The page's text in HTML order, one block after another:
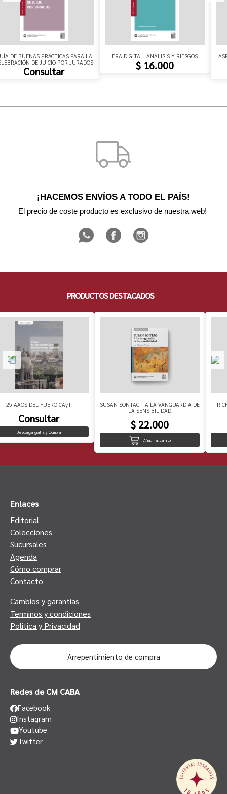
DE BUENAS PRÁCTICAS PARA LA
DE JUICIO POR JURADOS
Consultar
ERA DIGITAL: ANÁLISIS Y RIESGOS
$ 16.000
¡HACEMOS ENVÍOS A TODO EL PAÍS!
El precio de coste producto es exclusivo de nuestra web!
PRODUCTOS DESTACADOS
25 AÃOS DEL FUERO CAyT
Consultar
Descargar gratis y Comprar
SUSAN SONTAG - A LA VANGUARDIA DE
LA SENSIBILIDAD
$ 22.000
Añadir al carrito
Enlaces
Editorial
Colecciones
Sucursales
Agenda
Cómo comprar
Contacto
Cambios y garantias
Terminos y condiciones
Politica y Privacidad
Arrepentimiento de compra
Redes de CM CABA
Facebook
Instagram
Youtube
Twitter